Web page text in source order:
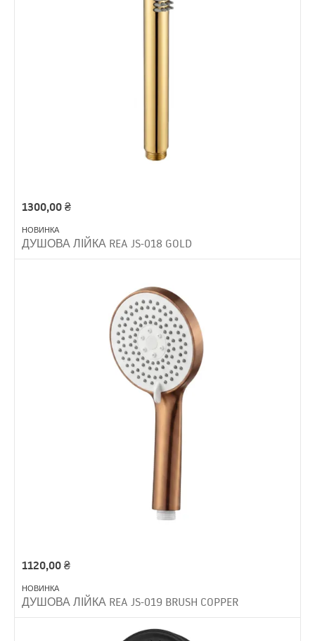
1300,00₴
НОВИНКА
ДУШОВА ЛІЙКА REA JS-018 GOLD
1120,00₴
НОВИНКА
ДУШОВА ЛІЙКА REA JS-019 BRUSH COPPER